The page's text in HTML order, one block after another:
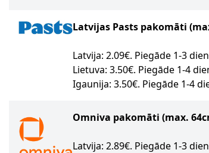
Latvijas Pasts pakomāti
Latvija: 2.09€. Piegāde 1-3
Lietuva: 3.50€. Piegāde 1-4
Igaunija: 3.50€. Piegāde 1-4
Omniva pakomāti (max.
Latvija: 2.89€. Piegāde 1-3